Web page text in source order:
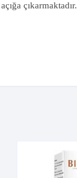
çıkarmaktadır.